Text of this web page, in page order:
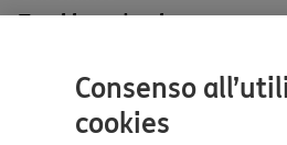
Tutti i prodotti
Aiuto e supporto
Consenso
cookies